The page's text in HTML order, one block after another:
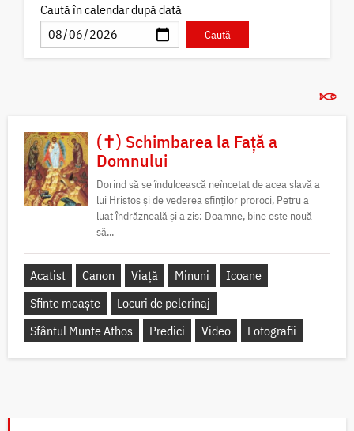
Caută în calendar după dată
(✝) Schimbarea la Față a
Domnului
Dorind să se îndulcească neîncetat de acea slavă a
lui Hristos și de vederea sfinților proroci, Petru a
luat îndrăzneală și a zis: Doamne, bine este nouă
să...
Acatist Canon Viață Minuni
Icoane
Sfinte moaște
Locuri de pelerinaj
Sfântul Munte Athos
Predici Video Fotografii